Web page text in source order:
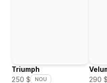
Triumph
250 $
NOU
290 $